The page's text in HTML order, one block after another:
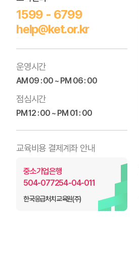
1599 - 6799
help@ket.or.kr
운영시간
AM 09 : 00 ~ PM 06 : 00
점심시간
PM 12 : 00 ~ PM 01 : 00
교육비용 결제계좌 안내
중소기업은행
504-077254-04-011
한국응급처치교육원(주)